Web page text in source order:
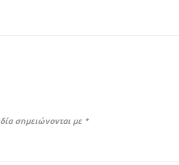
σημειώνονται με *